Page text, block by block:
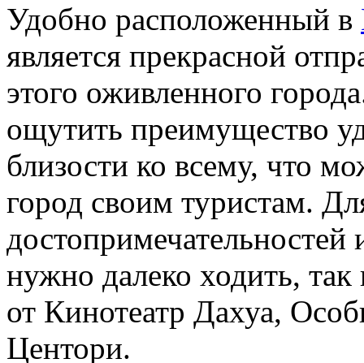
Удобно расположенный в
является прекрасной
этого оживленного
ощутить преимущество
близости ко всему, что
город своим туристам.
нужно далеко ходить, так
от Кинотеатр Дахуа,
Центори.